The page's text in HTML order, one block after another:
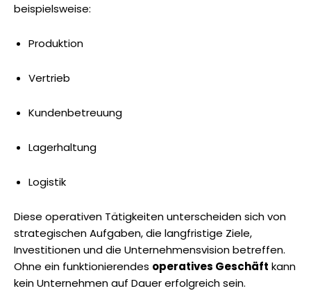
beispielsweise:
Produktion
Vertrieb
Kundenbetreuung
Lagerhaltung
Logistik
Diese operativen Tätigkeiten unterscheiden sich von
strategischen Aufgaben, die langfristige Ziele,
Investitionen und die Unternehmensvision betreffen.
Ohne ein funktionierendes operatives Geschäft kann
kein Unternehmen auf Dauer erfolgreich sein.